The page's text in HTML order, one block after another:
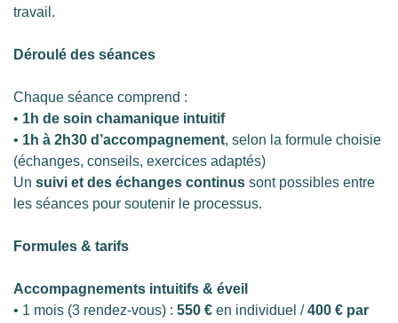
travail.
Déroulé des séances
Chaque séance comprend :
• 1h de soin chamanique intuitif
• 1h à 2h30 d’accompagnement, selon la formule choisie
(échanges, conseils, exercices adaptés)
Un suivi et des échanges continus sont possibles entre
les séances pour soutenir le processus.
Formules & tarifs
Accompagnements intuitifs & éveil
• 1 mois (3 rendez-vous) : 550 € en individuel /400 € par